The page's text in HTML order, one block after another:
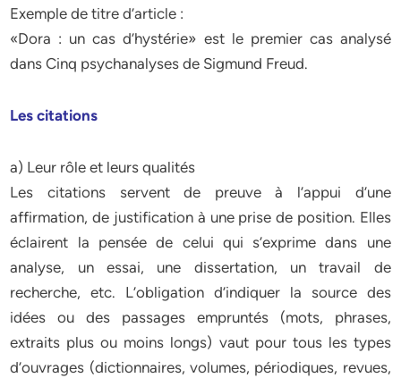
Exemple de titre d’article :
«Dora : un cas d’hystérie» est le premier cas analysé
dans Cinq psychanalyses de Sigmund Freud.
Les citations
a) Leur rôle et leurs qualités
Les citations servent de preuve à l’appui d’une
affirmation, de justification à une prise de position. Elles
éclairent la pensée de celui qui s’exprime dans une
analyse, un essai, une dissertation, un travail de
recherche, etc. L’obligation d’indiquer la source des
idées ou des passages empruntés (mots, phrases,
extraits plus ou moins longs) vaut pour tous les types
d’ouvrages (dictionnaires, volumes, périodiques, revues,